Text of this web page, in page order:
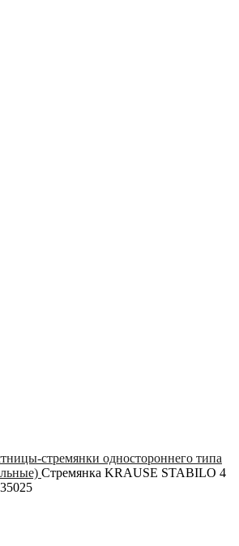
стремянки одностороннего типа
Стремянка KRAUSE STABILO 4